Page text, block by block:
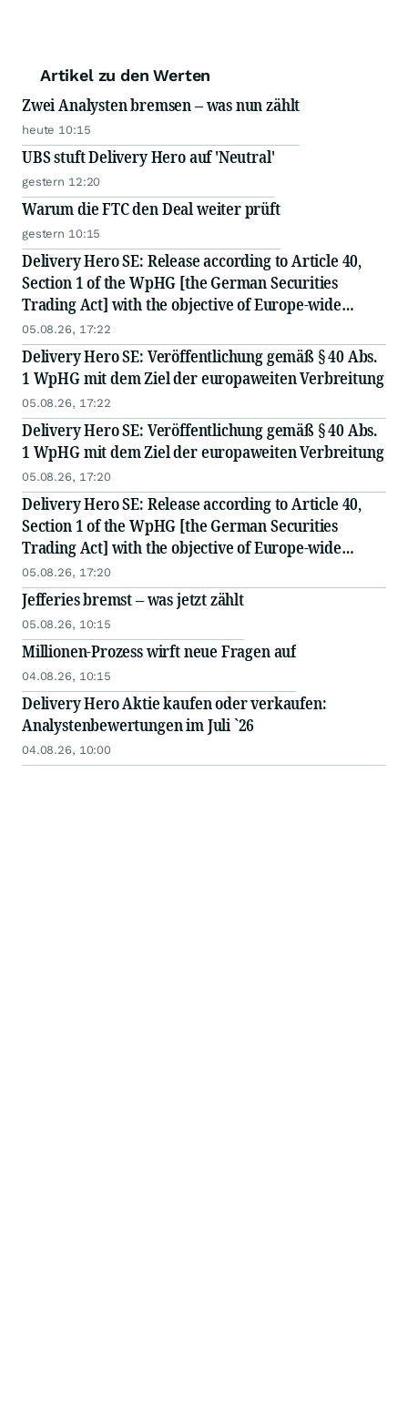
Artikel zu den Werten
Zwei Analysten bremsen – was nun zählt
heute 10:15
UBS stuft Delivery Hero auf 'Neutral'
gestern 12:20
Warum die FTC den Deal weiter prüft
gestern 10:15
Delivery Hero SE: Release according to Article 40,
Section 1 of the WpHG [the German Securities
Trading Act] with the objective of Europe-wide
distribution
05.08.26, 17:22
Delivery Hero SE: Veröffentlichung gemäß § 40 Abs.
1 WpHG mit dem Ziel der europaweiten Verbreitung
05.08.26, 17:22
Delivery Hero SE: Veröffentlichung gemäß § 40 Abs.
1 WpHG mit dem Ziel der europaweiten Verbreitung
05.08.26, 17:20
Delivery Hero SE: Release according to Article 40,
Section 1 of the WpHG [the German Securities
Trading Act] with the objective of Europe-wide
distribution
05.08.26, 17:20
Jefferies bremst – was jetzt zählt
05.08.26, 10:15
Millionen-Prozess wirft neue Fragen auf
04.08.26, 10:15
Delivery Hero Aktie kaufen oder verkaufen:
Analystenbewertungen im Juli `26
04.08.26, 10:00